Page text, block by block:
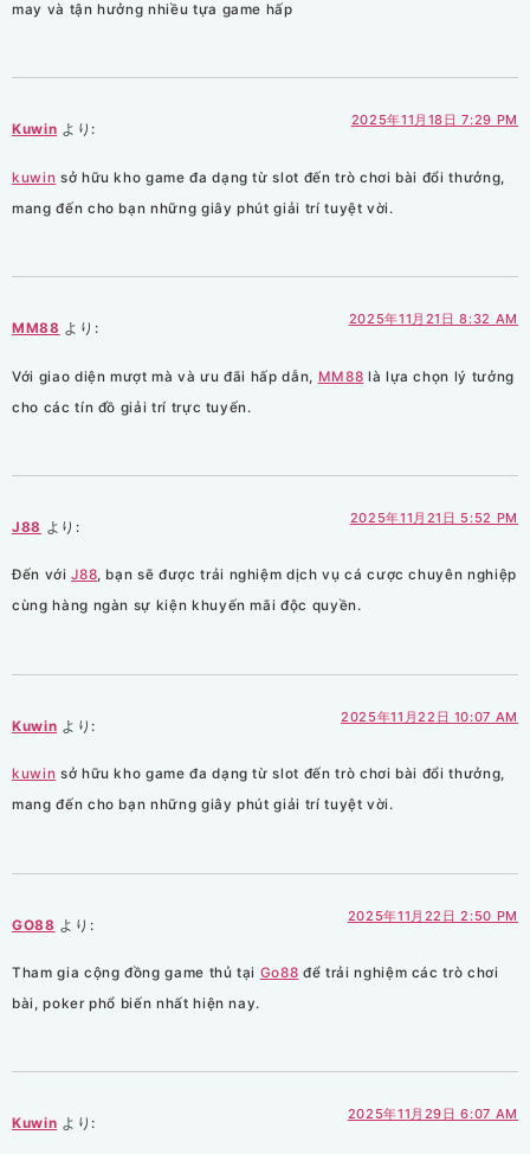
may và tận hưởng nhiều tựa game hấp
Kuwin より:
2025年11月18日 7:29 PM
kuwin sở hữu kho game đa dạng từ slot đến trò chơi bài đổi thưởng,
mang đến cho bạn những giây phút giải trí tuyệt vời.
MM88 より:
2025年11月21日 8:32 AM
Với giao diện mượt mà và ưu đãi hấp dẫn, MM88 là lựa chọn lý tưởng
cho các tín đồ giải trí trực tuyến.
J88 より:
2025年11月21日 5:52 PM
Đến vớiJ88, bạn sẽ được trải nghiệm dịch vụ cá cược chuyên nghiệp
cùng hàng ngàn sự kiện khuyến mãi độc quyền.
Kuwin より:
2025年11月22日 10:07 AM
kuwin sở hữu kho game đa dạng từ slot đến trò chơi bài đổi thưởng,
mang đến cho bạn những giây phút giải trí tuyệt vời.
GO88 より:
2025年11月22日 2:50 PM
Tham gia cộng đồng game thủ tại Go88 để trải nghiệm các trò chơi
bài, poker phổ biến nhất hiện nay.
Kuwin より:
2025年11月29日 6:07 AM